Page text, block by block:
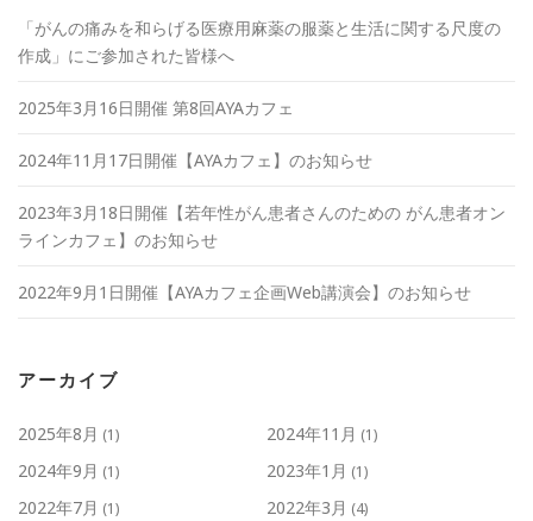
「がんの痛みを和らげる医療用麻薬の服薬と生活に関する尺度の
作成」にご参加された皆様へ
2025年3月16日開催 第8回AYAカフェ
2024年11月17日開催【AYAカフェ】のお知らせ
2023年3月18日開催【若年性がん患者さんのための がん患者オン
ラインカフェ】のお知らせ
2022年9月1日開催【AYAカフェ企画Web講演会】のお知らせ
アーカイブ
2025年8月 (1) 2024年11月 (1)
2024年9月 (1) 2023年1月 (1)
2022年7月 (1) 2022年3月 (4)